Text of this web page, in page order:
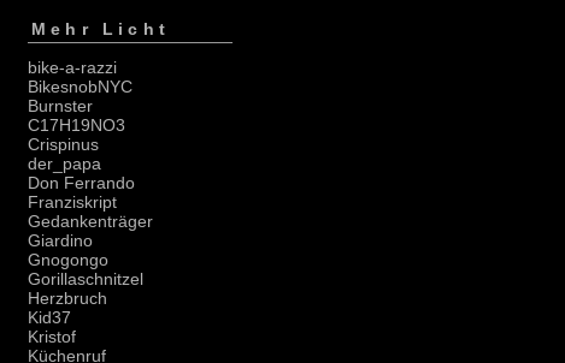
Mehr Licht
bike-a-razzi
BikesnobNYC
Burnster
C17H19NO3
Crispinus
der_papa
Don Ferrando
Franziskript
Gedankenträger
Giardino
Gnogongo
Gorillaschnitzel
Herzbruch
Kid37
Kristof
Küchenruf